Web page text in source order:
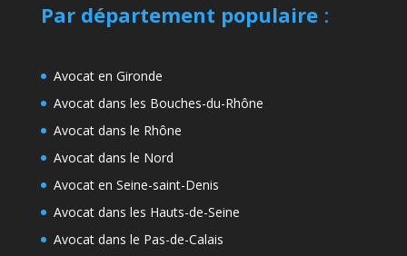
Par département populaire:
Avocat en Gironde
Avocat dans les Bouches-du-Rhône
Avocat dans le Rhône
Avocat dans le Nord
Avocat en Seine-saint-Denis
Avocat dans les Hauts-de-Seine
Avocat dans le Pas-de-Calais